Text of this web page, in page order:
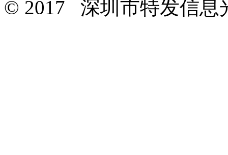
© 2017 深圳市特发信息